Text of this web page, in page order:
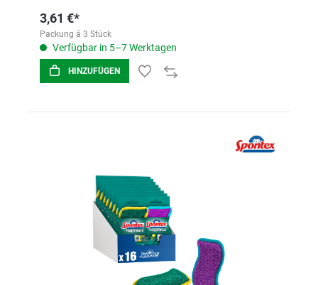
3,61 €*
Packung á 3 Stück
Verfügbar in 5–7 Werktagen
HINZUFÜGEN